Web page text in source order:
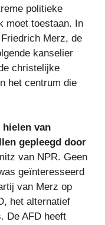
politieke
moet toestaan. In
Merz, de
kanselier
christelijke
het centrum die
hielen van
gepleegd door
van NPR. Geen
geïnteresseerd
van Merz op
het alternatief
De AFD heeft